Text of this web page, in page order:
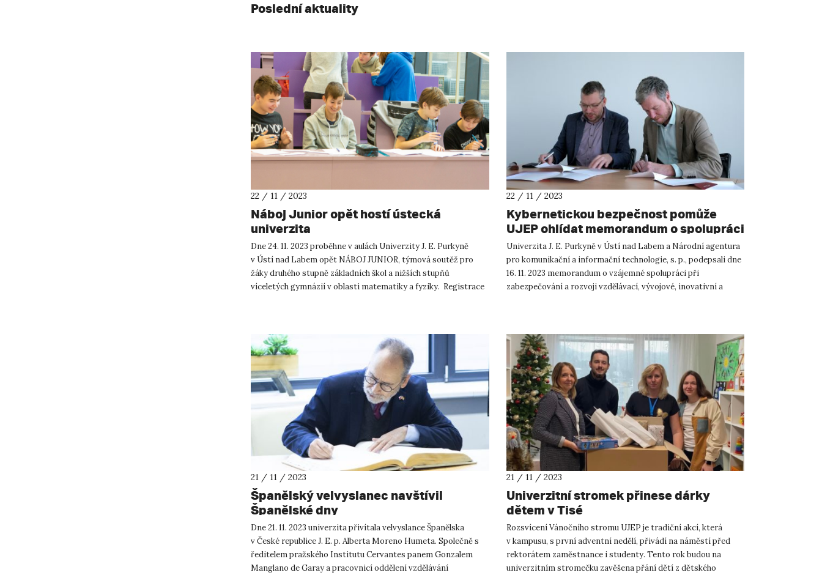
Poslední aktuality
22 / 11 / 2023
Náboj Junior opět hostí ústecká
univerzita
Dne 24. 11. 2023 proběhne v aulách Univerzity J. E. Purkyně
v Ústí nad Labem opět NÁBOJ JUNIOR, týmová soutěž pro
žáky druhého stupně základních škol a nižších stupňů
víceletých gymnázií v oblasti matematiky a fyziky. Registrace
22 / 11 / 2023
Kybernetickou bezpečnost pomůže
UJEP ohlídat memorandum o spolupráci
s NAKIT
Univerzita J. E. Purkyně v Ústí nad Labem a Národní agentura
pro komunikační a informační technologie, s. p., podepsali dne
16. 11. 2023 memorandum o vzájemné spolupráci při
zabezpečování a rozvoji vzdělávací, vývojové, inovativní a
21 / 11 / 2023
Španělský velvyslanec navštívil
Španělské dny
Dne 21. 11. 2023 univerzita přivítala velvyslance Španělska
v České republice J. E. p. Alberta Moreno Humeta. Společně s
ředitelem pražského Institutu Cervantes panem Gonzalem
Manglano de Garay a pracovnicí oddělení vzdělávání
21 / 11 / 2023
Univerzitní stromek přinese dárky
dětem v Tisé
Rozsvícení Vánočního stromu UJEP je tradiční akcí, která
v kampusu, s první adventní nedělí, přivádí na náměstí před
rektorátem zaměstnance i studenty. Tento rok budou na
univerzitním stromečku zavěšena přání dětí z dětského